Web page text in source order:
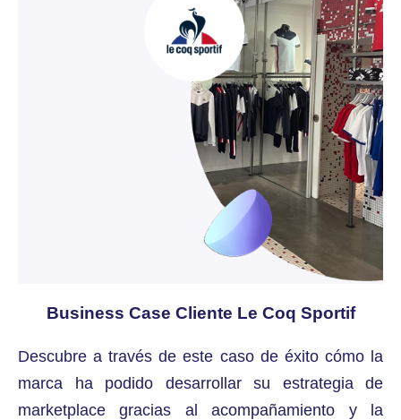
Business Case Cliente Le Coq Sportif
Descubre a través de este caso de éxito cómo la
marca ha podido desarrollar su estrategia de
marketplace gracias al acompañamiento y la